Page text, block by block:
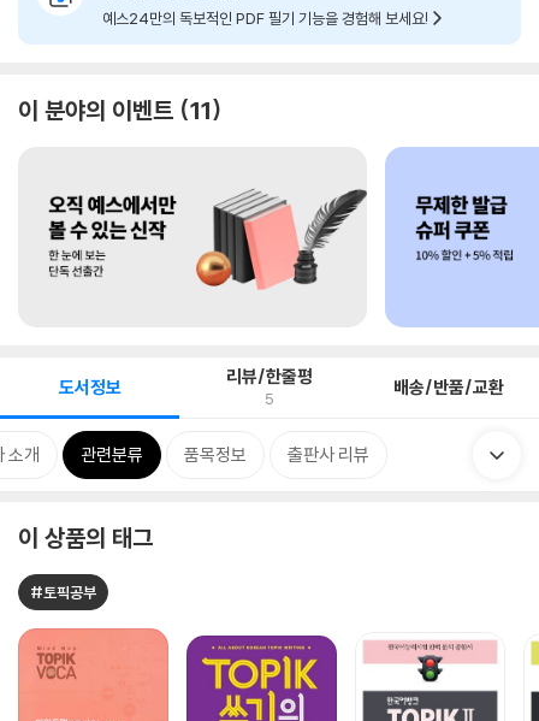
예스24만의 독보적인 PDF 필기 기능을 경험해 보세요!
이 분야의 이벤트 11
도서정보 리뷰/한줄평
5 배송/반품/교환
소개 관련분류 품목정보 출판사 리뷰
이 상품의 태그
#토픽공부